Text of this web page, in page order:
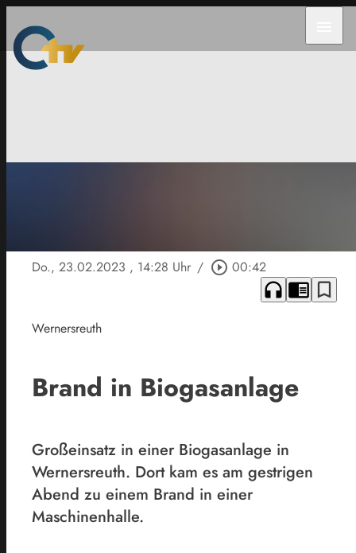
Do., 23.02.2023 , 14:28 Uhr / play_circle_outline 00:42
headphones chrome_reader_mode bookmark_border
Wernersreuth
Brand in Biogasanlage
Großeinsatz in einer Biogasanlage in
Wernersreuth. Dort kam es am gestrigen
Abend zu einem Brand in einer
Maschinenhalle.